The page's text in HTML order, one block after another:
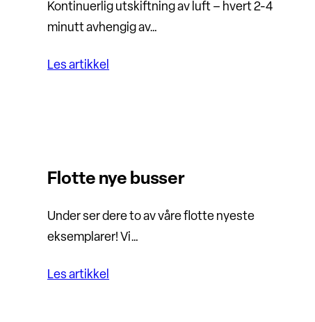
Kontinuerlig utskiftning av luft – hvert 2-4
minutt avhengig av…
Les artikkel
Flotte nye busser
Under ser dere to av våre flotte nyeste
eksemplarer! Vi…
Les artikkel